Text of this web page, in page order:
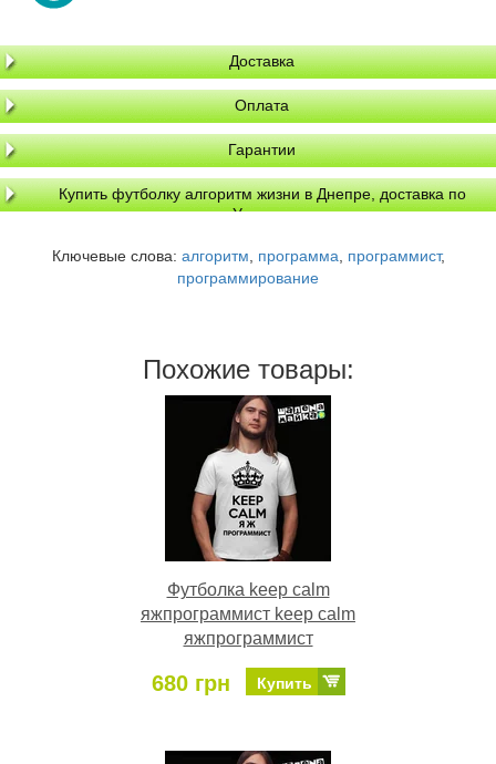
Доставка
Оплата
Гарантии
Купить футболку алгоритм жизни в Днепре, доставка по
Украине
Ключевые слова: алгоритм программа программист,
программирование
Похожие товары:
Футболка keep calm
яжпрограммист keep calm
яжпрограммист
680 грн Купить